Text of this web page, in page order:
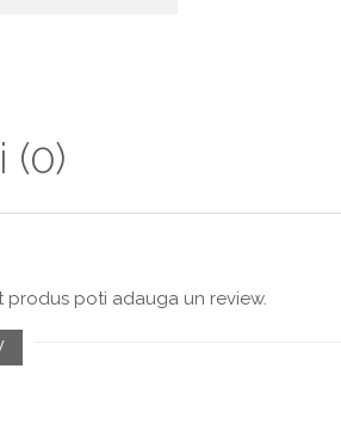
(0)
produs poti adauga un review.